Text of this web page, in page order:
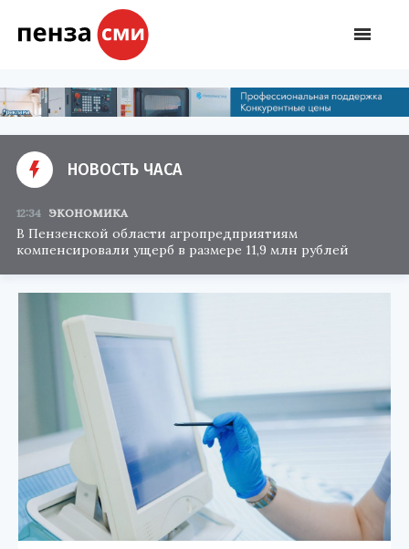
НОВОСТЬ ЧАСА
12:34 ЭКОНОМИКА
В Пензенской области агропредприятиям
компенсировали ущерб в размере 11,9 млн рублей